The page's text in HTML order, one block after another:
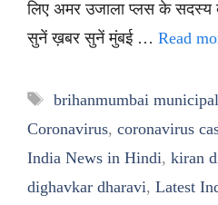
लिए अमर उजाला प्लस के
सुनें ख़बर सुनें मुंबई … Read
Tags
brihanmumbai
Coronavirus, coronavirus
India News in Hindi, kiran
dighavkar dharavi, Latest